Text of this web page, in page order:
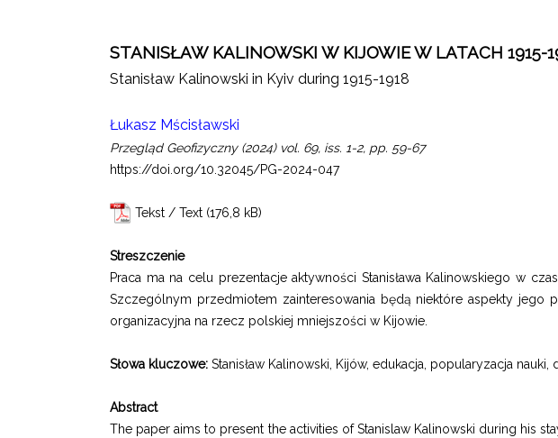
STANISŁAW KALINOWSKI W KIJOWIE W LATACH 1915-
Stanisław Kalinowski in Kyiv during 1915-1918
Łukasz Mścisławski
Przegląd Geofizyczny (2024) vol. 69, iss. 1-2, pp. 59-67
https://doi.org/10.32045/PG-2024-047
Tekst / Text
Streszczenie
Praca ma na celu prezentacje aktywności Stanisława Kalinowskiego w
Szczególnym przedmiotem zainteresowania będą niektóre aspekty jego
organizacyjna na rzecz polskiej mniejszości w Kijowie.
Słowa kluczowe: Stanisław Kalinowski, Kijów, edukacja, popularyzacja
Abstract
The paper aims to present the activities of Stanislaw Kalinowski during his